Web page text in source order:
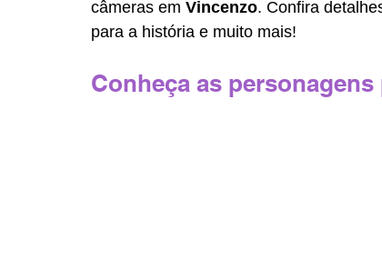
câmeras em Vincenzo. Confira
para a história e muito mais!
Conheça as